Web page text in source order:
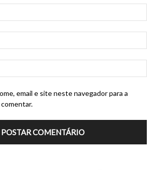
email e site neste navegador para a